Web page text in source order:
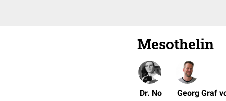
Mesothelin
Dr. No Georg Graf